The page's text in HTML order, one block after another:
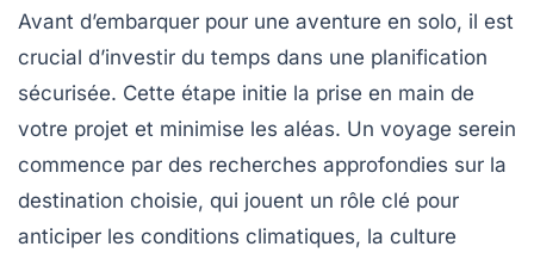
Avant d’embarquer pour une aventure en solo, il est
crucial d’investir du temps dans une planification
sécurisée. Cette étape initie la prise en main de
votre projet et minimise les aléas. Un voyage serein
commence par des recherches approfondies sur la
destination choisie, qui jouent un rôle clé pour
anticiper les conditions climatiques, la culture